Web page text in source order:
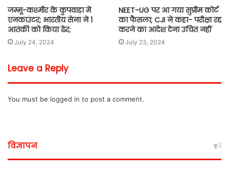
जम्मू-कश्मीर के कुपवाड़ा में
एनकाउंटर; भारतीय सेना ने 1
आतंकी को किया ढेर;
July 24, 2024
NEET-UG पर आ गया सुप्रीम कोर्ट
का फैसला; CJI ने कहा- परीक्षा रद्द
करने का आदेश देना उचित नहीं
July 23, 2024
Leave a Reply
You must be logged in to post a comment.
विज्ञापन